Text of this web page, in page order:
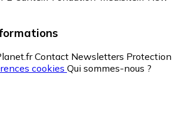
Contact Newsletters Protection
cookies Qui sommes-nous ?